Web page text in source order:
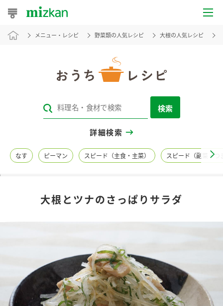
おうちレシピ
レシピカテゴリ一覧
レシピ名特集
商品情報
酢 調味酢
お酢ドリンク ぽん酢
キャンペーン情報
メニュー・レシピ 野菜類の人気レシピ 大根の人気レシピ
検索
詳細検索
なす ピーマン スピード（主食・主菜） スピード（副菜・つ
大根とツナのさっぱりサラダ